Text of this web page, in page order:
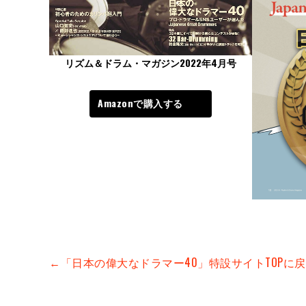
リズム＆ドラム・マガジン2022年4月号
Amazonで購入する
←「日本の偉大なドラマー40」特設サイトTOPに